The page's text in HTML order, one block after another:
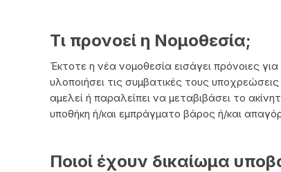
Τι προνοεί η Νομοθεσία;
Έκτοτε η νέα νομοθεσία εισάγει πρόνοιες
υλοποιήσει τις συμβατικές τους
αμελεί ή παραλείπει να μεταβιβάσει το
υποθήκη ή/και εμπράγματο βάρος ή/και
Ποιοί έχουν δικαίωμα